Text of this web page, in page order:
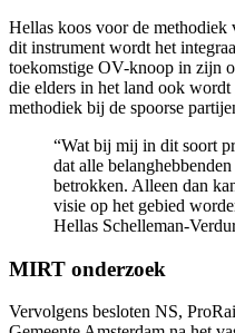
Hellas koos voor de methodiek
dit instrument wordt het
toekomstige OV-knoop in zijn
die elders in het land ook wordt
methodiek bij de spoorse
“Wat bij mij in dit soort
dat alle
betrokken. Alleen dan
visie op het gebied
Hellas Schelleman-
MIRT onderzoek
Vervolgens besloten NS,